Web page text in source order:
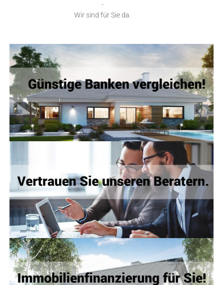
-
Wir sind für Sie da.